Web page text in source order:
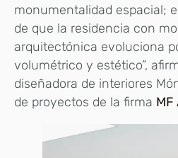
monumentalidad espacial;
de que la residencia con
arquitectónica evoluciona
volumétrico y estético”,
diseñadora de interiores
de proyectos de la firma